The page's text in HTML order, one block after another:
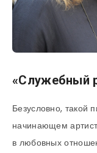
«Служебный
Безусловно, такой
начинающем
в любовных